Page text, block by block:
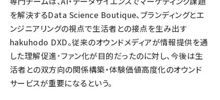
を解決するData Science Boutique、ブランディングとエ
ンジニアリングの視点で生活者との接点を生み出す
hakuhodo DXD。従来のオウンドメディアが情報提供を通
した理解促進･ファン化が目的だったのに対し、今後は生
活者との双方向の関係構築・体験価値高度化のオウンド
サービスが重要になるという。